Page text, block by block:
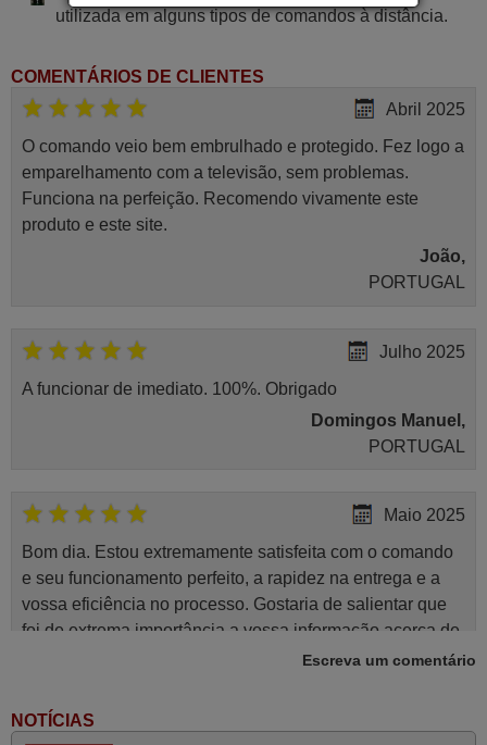
utilizada em alguns tipos de comandos à distância.
COMENTÁRIOS DE CLIENTES
Abril 2025
O comando veio bem embrulhado e protegido. Fez logo a
emparelhamento com a televisão, sem problemas.
Funciona na perfeição. Recomendo vivamente este
produto e este site.
João,
PORTUGAL
Julho 2025
A funcionar de imediato. 100%. Obrigado
Domingos Manuel,
PORTUGAL
Maio 2025
Bom dia. Estou extremamente satisfeita com o comando
e seu funcionamento perfeito, a rapidez na entrega e a
vossa eficiência no processo. Gostaria de salientar que
foi de extrema importância a vossa informação acerca de
como usar o comando sem usar por marca mas
tinha explicado como funcionar. Apenas diziam que
tinham comandos universais mas podiam não funcionar.
Escreva um comentário
NOTÍCIAS